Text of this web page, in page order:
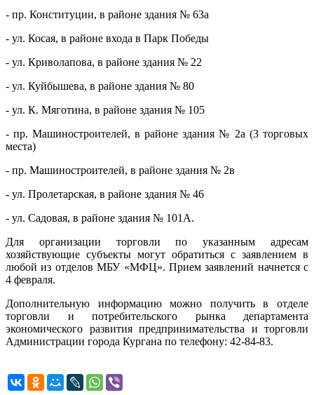
- пр. Конституции, в районе здания № 63а
- ул. Косая, в районе входа в Парк Победы
- ул. Криволапова, в районе здания № 22
- ул. Куйбышева, в районе здания № 80
- ул. К. Мяготина, в районе здания № 105
- пр. Машиностроителей, в районе здания № 2а (3 торговых
места)
- пр. Машиностроителей, в районе здания № 2в
- ул. Пролетарская, в районе здания № 46
- ул. Садовая, в районе здания № 101А.
Для организации торговли по указанным адресам
хозяйствующие субъекты могут обратиться с заявлением в
любой из отделов МБУ «МФЦ». Прием заявлений начнется с
4 февраля.
Дополнительную информацию можно получить в отделе
торговли и потребительского рынка департамента
экономического развития предпринимательства и торговли
Администрации города Кургана по телефону: 42-84-83.